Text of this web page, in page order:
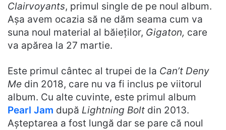
Clairvoyants, primul single de pe noul album.
Așa avem ocazia să ne dăm seama cum va
suna noul material al băieților, Gigaton, care
va apărea la 27 martie.
Este primul cântec al trupei de la Can’t Deny
Me din 2018, care nu va fi inclus pe viitorul
album. Cu alte cuvinte, este primul album
Pearl Jam după Lightning Bolt din 2013.
Așteptarea a fost lungă dar se pare că noul